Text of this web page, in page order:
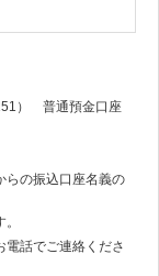
） 普通預金口座
の振込口座名義の
話でご連絡くださ